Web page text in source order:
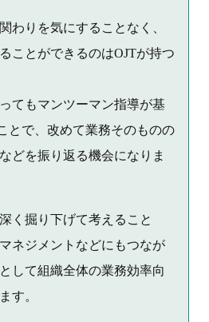
わりを気にすることなく、
ことができるのはOJTが持つ
てもマンツーマン指導が基
とで、改めて業務そのものの
どを振り返る機会になりま
く掘り下げて考えること
ネジメントなどにもつなが
して組織全体の業務効率向
す。